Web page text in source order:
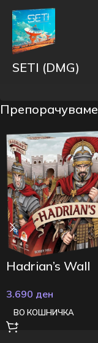
SETI (DMG)
Препорачуваме
Hadrian’s Wall
3.690 ден
ВО КОШНИЧКА